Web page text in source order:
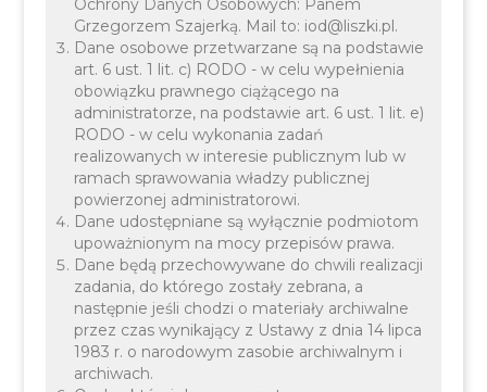
2026 r.
Informujemy, że zgodnie z Zarządzeniem Wójta
Gminy Liszki, dzień 5 czerwca 2026 r. (piątek)
został ustalony dniem wolnym od pracy dla
Ochrony Danych Osobowych: Panem
Grzegorzem Szajerką. Mail to: iod@liszki.pl.
Dane osobowe przetwarzane są na podstawie
art. 6 ust. 1 lit. c) RODO - w celu wypełnienia
obowiązku prawnego ciążącego na
administratorze, na podstawie art. 6 ust. 1 lit. e)
RODO - w celu wykonania zadań
realizowanych w interesie publicznym lub w
ramach sprawowania władzy publicznej
powierzonej administratorowi.
Dane udostępniane są wyłącznie podmiotom
upoważnionym na mocy przepisów prawa.
Dane będą przechowywane do chwili realizacji
zadania, do którego zostały zebrana, a
następnie jeśli chodzi o materiały archiwalne
przez czas wynikający z Ustawy z dnia 14 lipca
1983 r. o narodowym zasobie archiwalnym i
archiwach.